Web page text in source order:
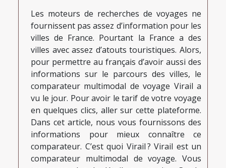
Les moteurs de recherches de voyages ne
fournissent pas assez d’information pour les
villes de France. Pourtant la France a des
villes avec assez d’atouts touristiques. Alors,
pour permettre au français d’avoir aussi des
informations sur le parcours des villes, le
comparateur multimodal de voyage Virail a
vu le jour. Pour avoir le tarif de votre voyage
en quelques clics, aller sur cette plateforme.
Dans cet article, nous vous fournissons des
informations pour mieux connaître ce
comparateur. C’est quoi Virail ? Virail est un
comparateur multimodal de voyage. Vous